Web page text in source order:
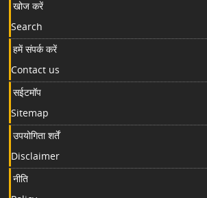
खोज करें
Search
हमें संपर्क करें
Contact us
सईटमॉप
Sitemap
उपयोगिता शर्तें
Disclaimer
नीति